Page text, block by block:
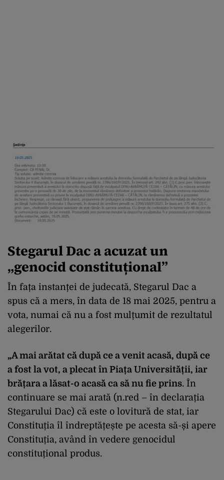
Stegarul Dac a acuzat un
„genocid constituțional”
În fața instanței de judecată, Stegarul Dac a
spus că a mers, în data de 18 mai 2025, pentru a
vota, numai că nu a fost mulțumit de rezultatul
alegerilor.
„A mai arătat că după ce a venit acasă, după ce
a fost la vot, a plecat în Piața Universității, iar
brățara a lăsat-o acasă ca să nu fie prins. În
continuare se mai arată (n.red – în declarația
Stegarului Dac) că este o lovitură de stat, iar
Constituția îl îndreptățește pe acesta să-și apere
Constituția, având în vedere genocidul
constituțional produs.